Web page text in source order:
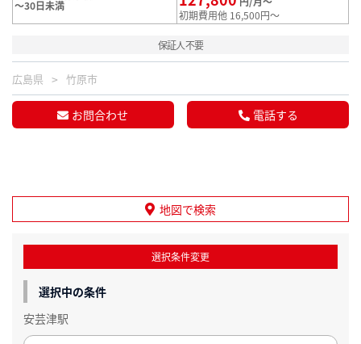
～30日未満
初期費用他 16,500円～
保証人不要
広島県 竹原市
お問合わせ 電話する
地図で検索
選択条件変更
選択中の条件
安芸津駅